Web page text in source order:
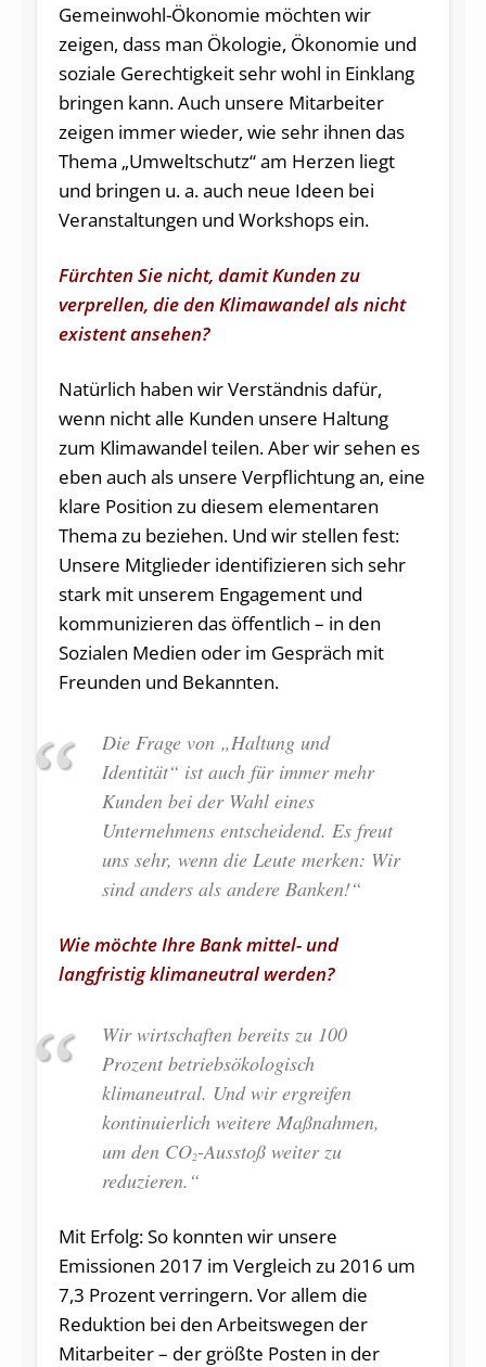
Gemeinwohl-Ökonomie möchten wir
zeigen, dass man Ökologie, Ökonomie und
soziale Gerechtigkeit sehr wohl in Einklang
bringen kann. Auch unsere Mitarbeiter
zeigen immer wieder, wie sehr ihnen das
Thema „Umweltschutz“ am Herzen liegt
und bringen u. a. auch neue Ideen bei
Veranstaltungen und Workshops ein.
Fürchten Sie nicht, damit Kunden zu
verprellen, die den Klimawandel als nicht
existent ansehen?
Natürlich haben wir Verständnis dafür,
wenn nicht alle Kunden unsere Haltung
zum Klimawandel teilen. Aber wir sehen es
eben auch als unsere Verpflichtung an, eine
klare Position zu diesem elementaren
Thema zu beziehen. Und wir stellen fest:
Unsere Mitglieder identifizieren sich sehr
stark mit unserem Engagement und
kommunizieren das öffentlich – in den
Sozialen Medien oder im Gespräch mit
Freunden und Bekannten.
Die Frage von „Haltung und
Identität“ ist auch für immer mehr
Kunden bei der Wahl eines
Unternehmens entscheidend. Es freut
uns sehr, wenn die Leute merken: Wir
sind anders als andere Banken!“
Wie möchte Ihre Bank mittel- und
langfristig klimaneutral werden?
Wir wirtschaften bereits zu 100
Prozent betriebsökologisch
klimaneutral. Und wir ergreifen
kontinuierlich weitere Maßnahmen,
um den CO2-Ausstoß weiter zu
reduzieren.“
Mit Erfolg: So konnten wir unsere
Emissionen 2017 im Vergleich zu 2016 um
7,3 Prozent verringern. Vor allem die
Reduktion bei den Arbeitswegen der
Mitarbeiter – der größte Posten in der